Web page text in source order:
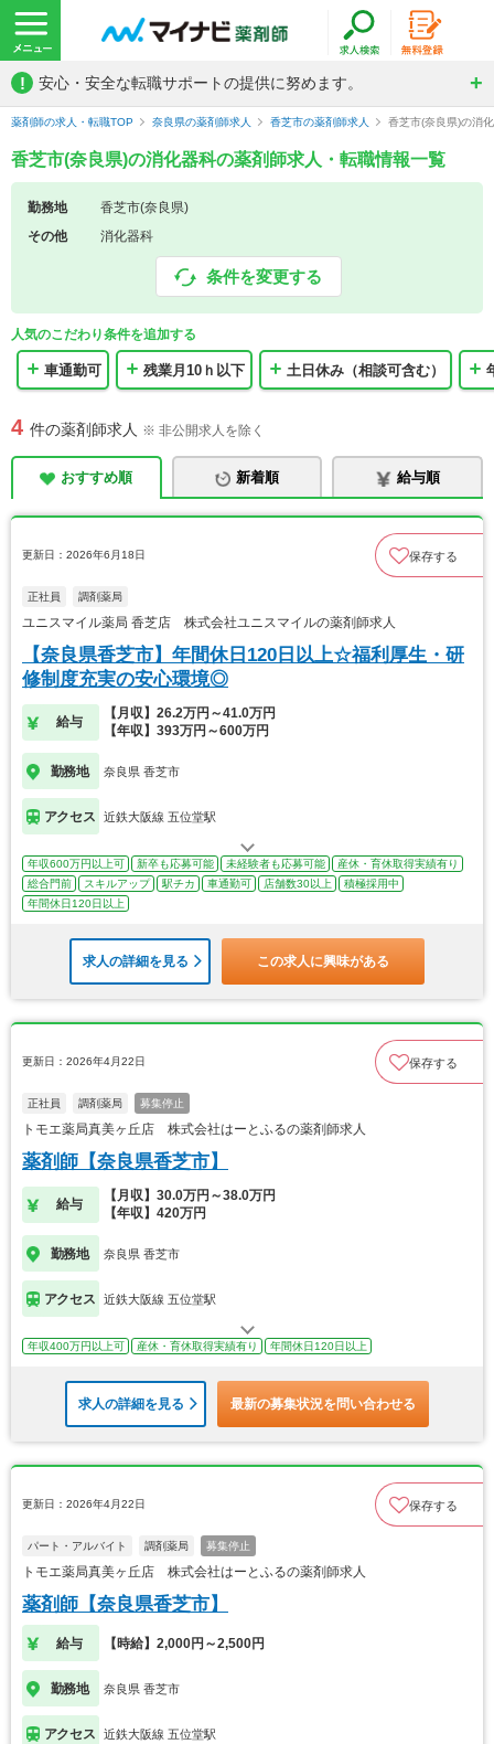
! 安心・安全な転職サポートの提供に努めます。
薬剤師の求人・転職TOP 奈良県の薬剤師求人 香芝市の薬剤師求人 香芝市(奈良県)の消
香芝市(奈良県)の消化器科の薬剤師求人・転職情報一覧
勤務地
香芝市(奈良県)
その他
消化器科
条件を変更する
人気のこだわり条件を追加する
車通勤可 残業月10ｈ以下 土日休み（相談可含む）
4 件の薬剤師求人 ※ 非公開求人を除く
おすすめ順 新着順 給与順
更新日：2026年6月18日 保存する
正社員 調剤薬局
ユニスマイル薬局 香芝店 株式会社ユニスマイルの薬剤師求人
【奈良県香芝市】年間休日120日以上☆福利厚生・研
修制度充実の安心環境◎
給与
【月収】26.2万円～41.0万円
【年収】393万円～600万円
勤務地 奈良県 香芝市
アクセス 近鉄大阪線 五位堂駅
年収600万円以上可 新卒も応募可能 未経験者も応募可能
産休・育休取得実績有り
総合門前
スキルアップ 駅チカ 車通勤可 店舗数30以上
積極採用中
年間休日120日以上
求人の詳細を見る この求人に興味がある
更新日：2026年4月22日 保存する
正社員 調剤薬局 募集停止
トモエ薬局真美ヶ丘店 株式会社はーとふるの薬剤師求人
薬剤師【奈良県香芝市】
給与
【月収】30.0万円～38.0万円
【年収】420万円
勤務地 奈良県 香芝市
アクセス 近鉄大阪線 五位堂駅
年収400万円以上可 産休・育休取得実績有り 年間休日120日以上
求人の詳細を見る 最新の募集状況を問い合わせる
更新日：2026年4月22日 保存する
パート・アルバイト 調剤薬局 募集停止
トモエ薬局真美ヶ丘店 株式会社はーとふるの薬剤師求人
薬剤師【奈良県香芝市】
給与 【時給】2,000円～2,500円
勤務地 奈良県 香芝市
アクセス 近鉄大阪線 五位堂駅